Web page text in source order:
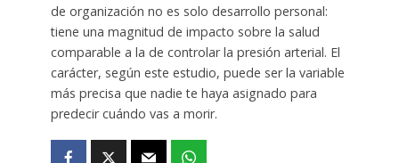
de organización no es solo desarrollo personal:
tiene una magnitud de impacto sobre la salud
comparable a la de controlar la presión arterial. El
carácter, según este estudio, puede ser la variable
más precisa que nadie te haya asignado para
predecir cuándo vas a morir.